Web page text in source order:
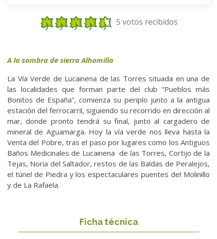
5 votos recibidos
A la sombra de sierra Alhamilla
La Vía Verde de Lucainena de las Torres situada en una de
las localidades que forman parte del club “Pueblos más
Bonitos de España”, comienza su periplo junto a la antigua
estación del ferrocarril, siguiendo su recorrido en dirección al
mar, donde pronto tendrá su final, junto al cargadero de
mineral de Aguamarga. Hoy la vía verde nos lleva hasta la
Venta del Pobre, tras el paso por lugares como los Antiguos
Baños Medicinales de Lucainena de las Torres, Cortijo de la
Tejas, Noria del Saltador, restos de las Baldas de Peralejos,
el túnel de Piedra y los espectaculares puentes del Molinillo
y de La Rafaela.
Ficha técnica